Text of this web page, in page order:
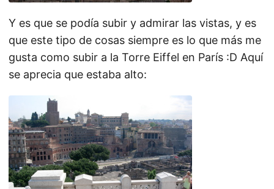
Y es que se podía subir y admirar las vistas, y es
que este tipo de cosas siempre es lo que más me
gusta como subir a la Torre Eiffel en París :D Aquí
se aprecia que estaba alto: